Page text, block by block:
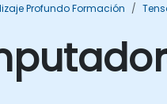
Profundo Formación